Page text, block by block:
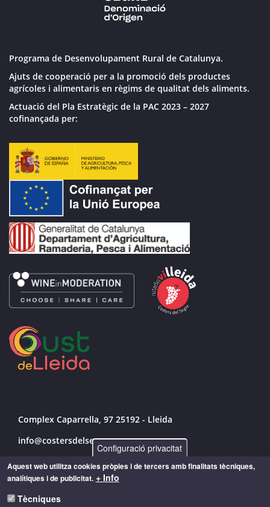
Programa de Desenvolupament Rural de Catalunya.
Ajuts de cooperació per a la promoció dels productes
agrícoles i alimentaris en règims de qualitat dels aliments.
Actuació del Pla Estratègic de la PAC 2023 – 2027
cofinançada per:
Complex Caparrella, 97 25192 - Lleida
info@costersdelsegre.es
973 264 583
Configuració privacitat
Aquest web utilitza cookies pròpies i de tercers amb finalitats tècniques,
analítiques i de publicitat. + Info
Tècniques